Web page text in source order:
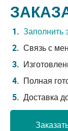
Заполнить
Связь с
Полная
Доставка